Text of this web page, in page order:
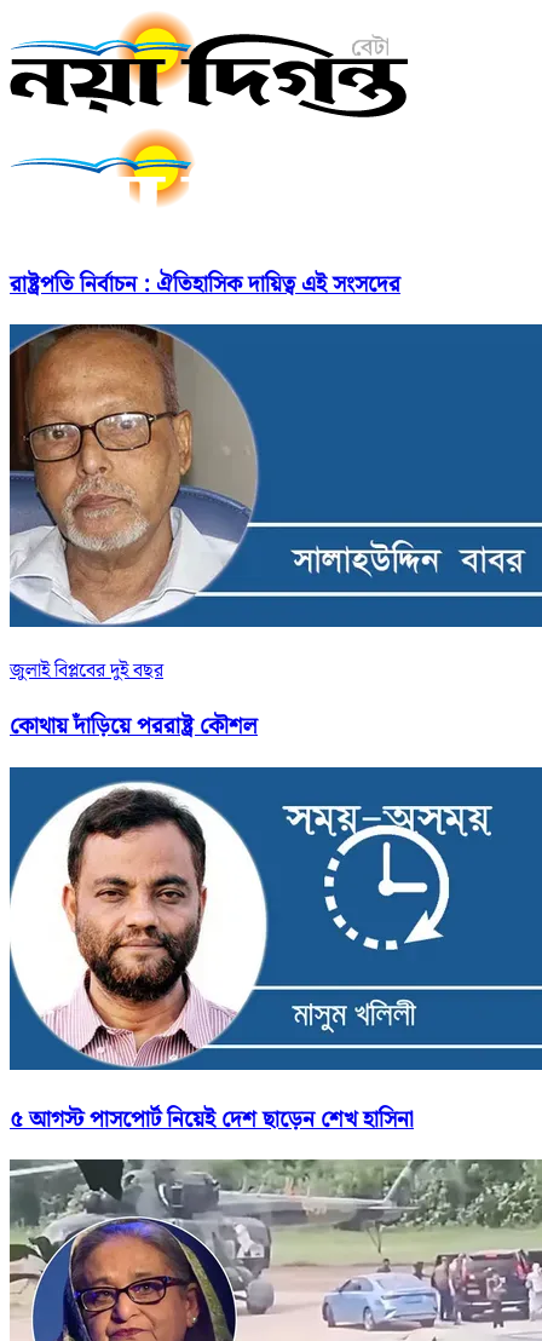
রাষ্ট্রপতি নির্বাচন : ঐতিহাসিক দায়িত্ব এই সংসদের
জুলাই বিপ্লবের দুই বছর
কোথায় দাঁড়িয়ে পররাষ্ট্র কৌশল
৫ আগস্ট পাসপোর্ট নিয়েই দেশ ছাড়েন শেখ হাসিনা